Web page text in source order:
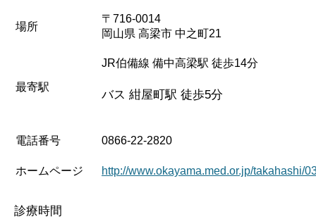
場所
〒716-0014
岡山県 高梁市 中之町21
最寄駅
JR伯備線 備中高梁駅 徒歩14分
バス 紺屋町駅 徒歩5分
電話番号 0866-22-2820
ホームページ http://www.okayama.med.or.jp/takahashi/
診療時間